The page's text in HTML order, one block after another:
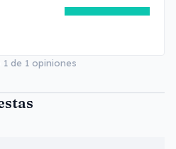
1 de 1 opiniones